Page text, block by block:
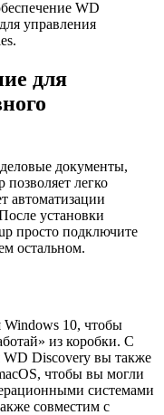
WD
управления
для
документы,
легко
автоматизации
установки
просто подключите
остальном.
Windows 10, чтобы
из коробки. С
Discovery вы также
чтобы вы могли
системами
совместим с